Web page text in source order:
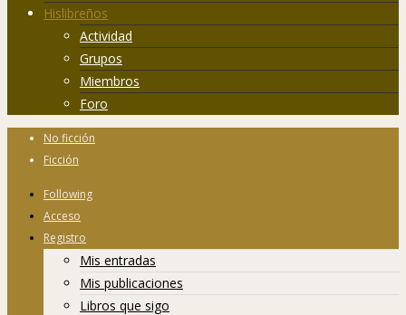
Hislibreños
Actividad
Grupos
Miembros
Foro
No ficción
Ficción
Following
Acceso
Registro
Mis entradas
Mis publicaciones
Libros que sigo